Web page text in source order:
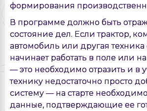
формирования
В программе должно быть
состояние дел. Если трактор,
автомобиль или другая
начинает работать в поле или
— это необходимо отразить и в
технику недостаточно просто
систему — на старте
данные, подтверждающие ее